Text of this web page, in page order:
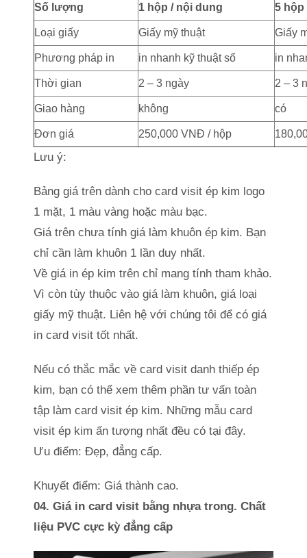
Số lượng 1 hộp / nội dung 5 hộp
Loại giấy Giấy mỹ thuật Giấy
Phương pháp in in nhanh kỹ thuật số in
Thời gian 2 – 3 ngày 2 – 3
Giao hàng không có
Đơn giá 250,000 VNĐ / hộp
Lưu ý:
Bảng giá trên dành cho card visit ép kim logo
1 mặt, 1 màu vàng hoặc màu bạc.
Giá trên chưa tính giá làm khuôn ép kim. Bạn
chỉ cần làm khuôn 1 lần duy nhất.
Về giá in ép kim trên chỉ mang tính tham khảo.
Vì còn tùy thuộc vào giá làm khuôn, giá loại
giấy mỹ thuật. Liên hệ với chúng tôi để có giá
in card visit tốt nhất.
Nếu có thắc mắc về card visit danh thiếp ép
kim, bạn có thể xem thêm phần tư vấn toàn
tập làm card visit ép kim. Những mẫu card
visit ép kim ấn tượng nhất đều có tại đây.
Ưu điểm: Đẹp, đẳng cấp.
Khuyết điểm: Giá thành cao.
04. Giá in card visit bằng nhựa trong. Chất
liệu PVC cực kỳ đẳng cấp